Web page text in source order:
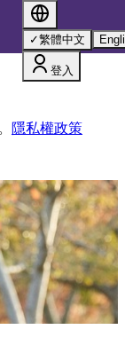
網站流量。
有關我們使用
隱私權政策
✓繁體中文
登入